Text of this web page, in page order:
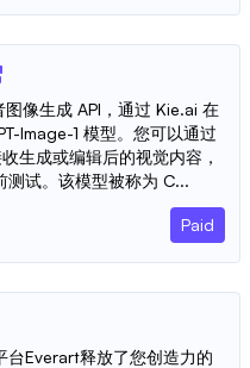
像生成 API，通过 Kie.ai 在
Image-1 模型。您可以通过
生成或编辑后的视觉内容，
测试。该模型被称为 C...
Paid
台Everart释放了您创造力的